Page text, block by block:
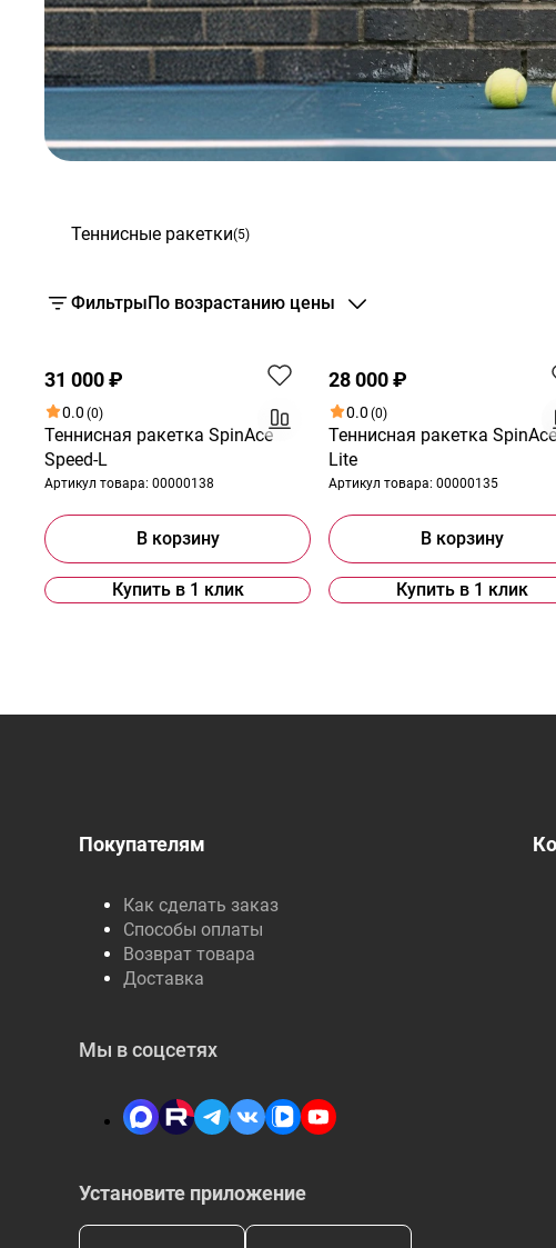
Теннисные ракетки(5)
ФильтрыПо возрастанию цены
31 000 ₽
0.0 (0)
Теннисная ракетка SpinAce
Speed-L
Артикул товара: 00000138
В корзину
Купить в 1 клик
28 000 ₽
0.0 (0)
Теннисная ракетка
Lite
Артикул товара: 00000135
В корзину
Купить в 1 клик
Покупателям
Как сделать заказ
Способы оплаты
Возврат товара
Доставка
Установите приложение
Мы в соцсетях